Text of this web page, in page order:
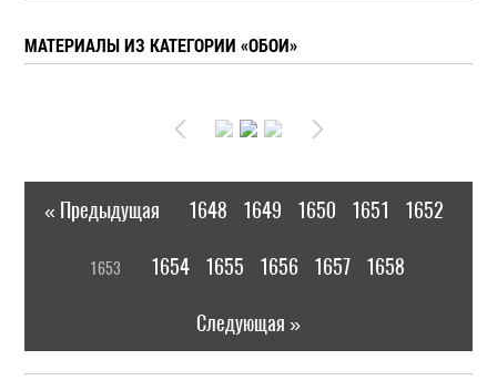
МАТЕРИАЛЫ ИЗ КАТЕГОРИИ «ОБОИ»
« Предыдущая 1648 1649 1650 1651 1652
1653 1654 1655 1656 1657 1658
Следующая »